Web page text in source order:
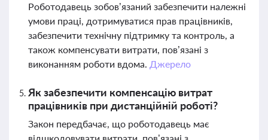
Роботодавець зобов’язаний забезпечити належні
умови праці, дотримуватися прав працівників,
забезпечити технічну підтримку та контроль, а
також компенсувати витрати, пов’язані з
виконанням роботи вдома. Джерело
Як забезпечити компенсацію витрат
працівників при дистанційній роботі?
Закон передбачає, що роботодавець має